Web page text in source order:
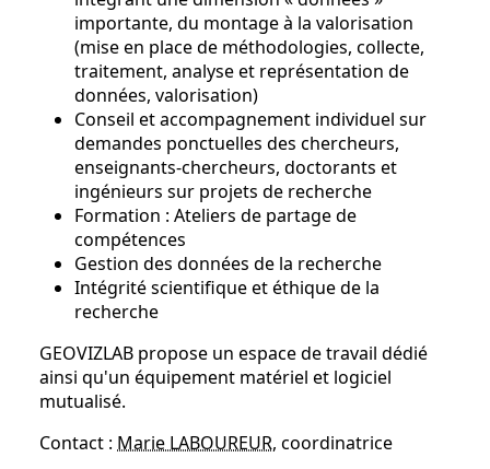
importante, du montage à la valorisation
(mise en place de méthodologies, collecte,
traitement, analyse et représentation de
données, valorisation)
Conseil et accompagnement individuel sur
demandes ponctuelles des chercheurs,
enseignants-chercheurs, doctorants et
ingénieurs sur projets de recherche
Formation : Ateliers de partage de
compétences
Gestion des données de la recherche
Intégrité scientifique et éthique de la
recherche
GEOVIZLAB propose un espace de travail dédié
ainsi qu'un équipement matériel et logiciel
mutualisé.
Contact : Marie LABOUREUR, coordinatrice